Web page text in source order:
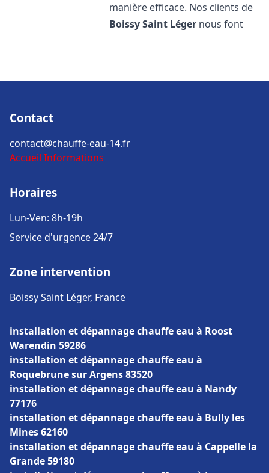
manière efficace. Nos clients de
Boissy Saint Léger nous font
Contact
contact@chauffe-eau-14.fr
Accueil Informations
Horaires
Lun-Ven: 8h-19h
Service d'urgence 24/7
Zone intervention
Boissy Saint Léger, France
installation et dépannage chauffe eau à Roost
Warendin 59286
installation et dépannage chauffe eau à
Roquebrune sur Argens 83520
installation et dépannage chauffe eau à Nandy
77176
installation et dépannage chauffe eau à Bully les
Mines 62160
installation et dépannage chauffe eau à Cappelle la
Grande 59180